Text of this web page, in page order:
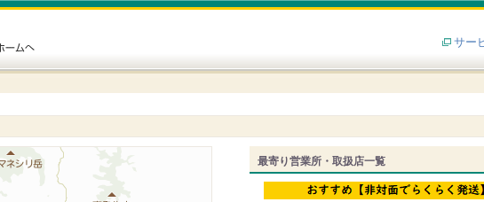
サー
最寄り営業所・取扱店一覧